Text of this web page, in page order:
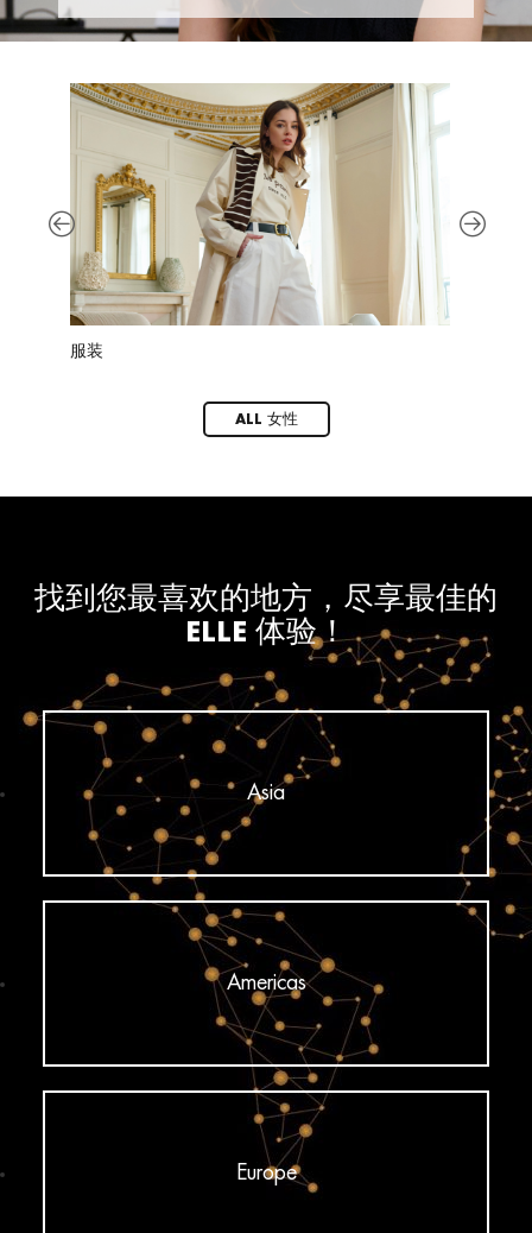
服装
ALL 女性
找到您最喜欢的地方，尽享最佳的
ELLE 体验！
Asia
Americas
Europe